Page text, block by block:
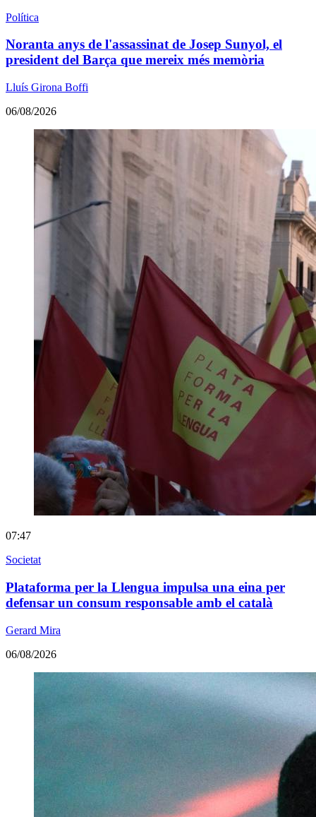
Política
Noranta anys de l'assassinat de Josep Sunyol, el
president del Barça que mereix més memòria
Lluís Girona Boffi
06/08/2026
07:47
Societat
Plataforma per la Llengua impulsa una eina per
defensar un consum responsable amb el català
Gerard Mira
06/08/2026